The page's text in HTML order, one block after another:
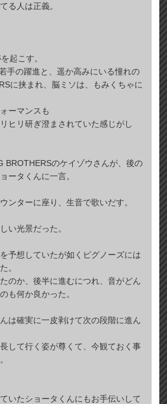
る人は正義。
起こす。
手の躍進と、遥か高みにいる憧れの
に挟まれ、脳ミソは、もみくちゃに
ーマンスも
ヒリ研ぎ澄まされていた感じがし
BROTHERSのケイゾウさんが、後の
ータくんに一言。
ンターに座り、生音で歌いだす。
い光景だった。
予想していたが如くピグノーズには
。
のか、後半に進むにつれ、音がどん
も何か良かった。
は確実に一皮剥けて次の段階に進ん
して行く姿が尊くて、今観ておく事
いたショータくんにもお手伝いして